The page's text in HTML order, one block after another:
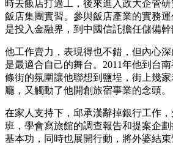
時去飯店打過工，後來進入政大企管
飯店集團實習。參與飯店產業的實務
是投入金融界，到中國信託擔任儲備幹
他工作賣力，表現得也不錯，但內心
是最適合自己的舞台。2011年他到台
條街的氛圍讓他聯想到鹽埕，街上幾
廳，又觸動了他開創旅宿事業的念頭。
在家人支持下，邱承漢辭掉銀行工作
班，學會寫旅館的調查報告和提案企
基本功，同時也展開行動，將外婆結